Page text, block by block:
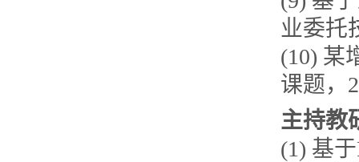
业委托
(10) 某
课题，
主持教
(1) 基